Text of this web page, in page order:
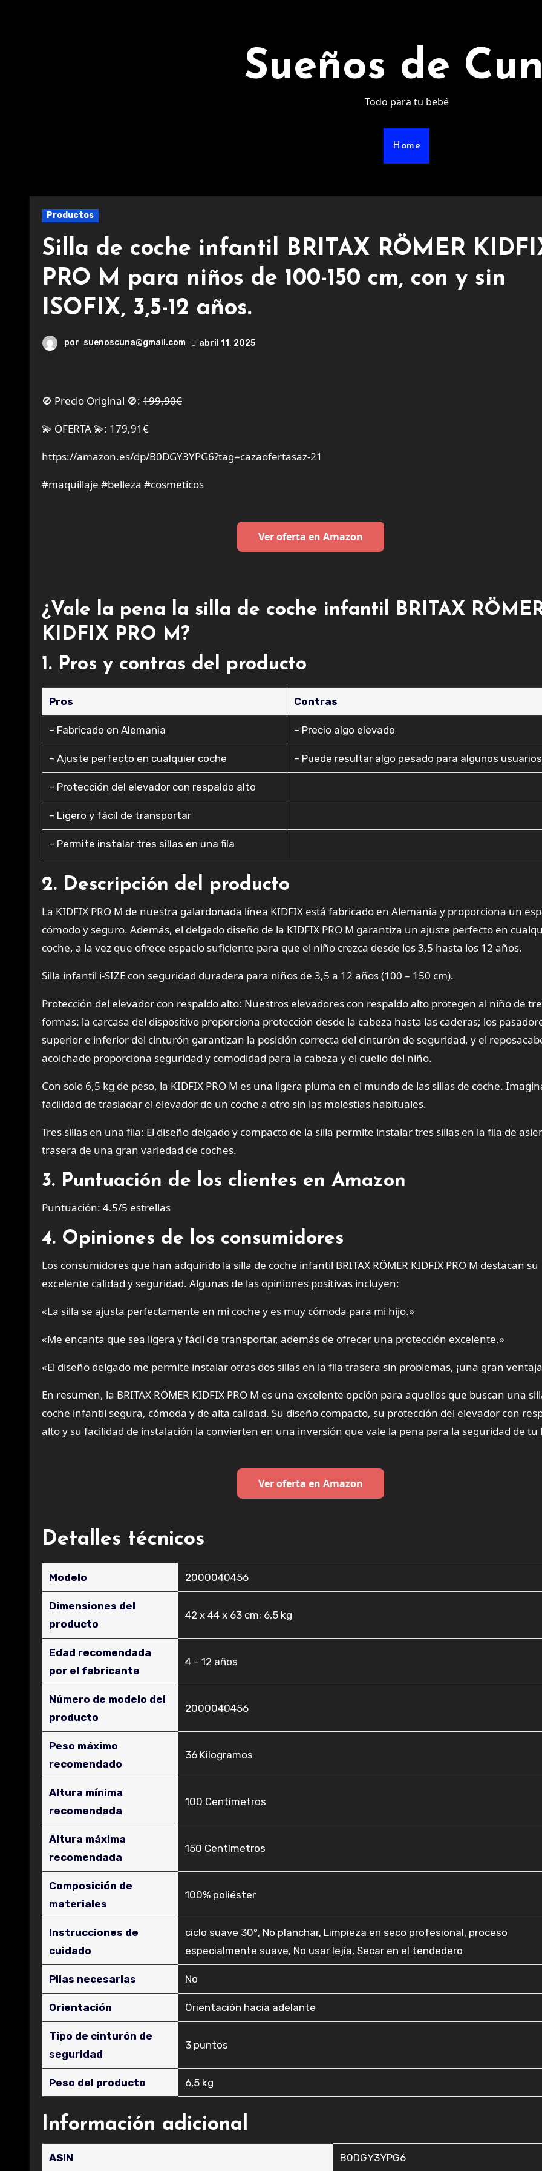
Sueños de
Todo para tu bebé
Home
Productos
Silla de coche infantil BRITAX RÖMER
PRO M para niños de 100-150 cm, con y sin
ISOFIX, 3,5-12 años.
por suenoscuna@gmail.com abril 11, 2025
🚫 Precio Original 🚫: 199,90€
💫 OFERTA 💫: 179,91€
https://amazon.es/dp/B0DGY3YPG6?tag=cazaofertasaz-21
#maquillaje #belleza #cosmeticos
Ver oferta en Amazon
¿Vale la pena la silla de coche infantil BRITAX
KIDFIX PRO M?
1. Pros y contras del producto
Pros Contras
– Fabricado en Alemania – Precio algo elevado
– Ajuste perfecto en cualquier coche – Puede resultar algo pesado para algunos usuarios
– Protección del elevador con respaldo alto
– Ligero y fácil de transportar
– Permite instalar tres sillas en una fila
2. Descripción del producto
La KIDFIX PRO M de nuestra galardonada línea KIDFIX está fabricado en Alemania y proporciona un
cómodo y seguro. Además, el delgado diseño de la KIDFIX PRO M garantiza un ajuste perfecto en
coche, a la vez que ofrece espacio suficiente para que el niño crezca desde los 3,5 hasta los 12 años.
Silla infantil i-SIZE con seguridad duradera para niños de 3,5 a 12 años (100 – 150 cm).
Protección del elevador con respaldo alto: Nuestros elevadores con respaldo alto protegen al niño de
formas: la carcasa del dispositivo proporciona protección desde la cabeza hasta las caderas; los
superior e inferior del cinturón garantizan la posición correcta del cinturón de seguridad, y el
acolchado proporciona seguridad y comodidad para la cabeza y el cuello del niño.
Con solo 6,5 kg de peso, la KIDFIX PRO M es una ligera pluma en el mundo de las sillas de coche.
facilidad de trasladar el elevador de un coche a otro sin las molestias habituales.
Tres sillas en una fila: El diseño delgado y compacto de la silla permite instalar tres sillas en la fila de
trasera de una gran variedad de coches.
3. Puntuación de los clientes en Amazon
Puntuación: 4.5/5 estrellas
4. Opiniones de los consumidores
Los consumidores que han adquirido la silla de coche infantil BRITAX RÖMER KIDFIX PRO M destacan su
excelente calidad y seguridad. Algunas de las opiniones positivas incluyen:
«La silla se ajusta perfectamente en mi coche y es muy cómoda para mi hijo.»
«Me encanta que sea ligera y fácil de transportar, además de ofrecer una protección excelente.»
«El diseño delgado me permite instalar otras dos sillas en la fila trasera sin problemas, ¡una gran
En resumen, la BRITAX RÖMER KIDFIX PRO M es una excelente opción para aquellos que buscan una
coche infantil segura, cómoda y de alta calidad. Su diseño compacto, su protección del elevador con
alto y su facilidad de instalación la convierten en una inversión que vale la pena para la seguridad de tu
Ver oferta en Amazon
Detalles técnicos
Modelo ‎2000040456
Dimensiones del
producto
‎42 x 44 x 63 cm; 6,5 kg
Edad recomendada
por el fabricante
‎4 – 12 años
Número de modelo del
producto
‎2000040456
Peso máximo
recomendado
‎36 Kilogramos
Altura mínima
recomendada
‎100 Centímetros
Altura máxima
recomendada
‎150 Centímetros
Composición de
materiales
‎100% poliéster
Instrucciones de
cuidado
‎ciclo suave 30°, No planchar, Limpieza en seco profesional, proceso
especialmente suave, No usar lejía, Secar en el tendedero
Pilas necesarias ‎No
Orientación ‎Orientación hacia adelante
Tipo de cinturón de
seguridad
‎3 puntos
Peso del producto ‎6,5 kg
Información adicional
ASIN B0DGY3YPG6